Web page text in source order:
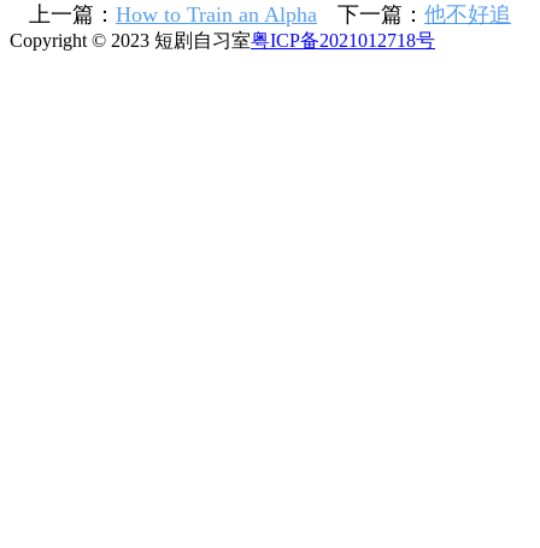
上一篇： How to Train an Alpha 下一篇： 他不好追
Copyright © 2023 短剧自习室粤ICP备2021012718号